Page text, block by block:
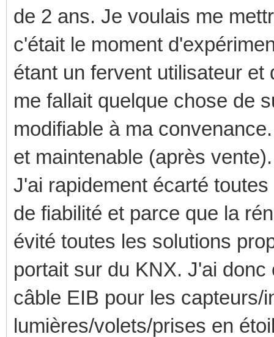
de 2 ans. Je voulais me
c'était le moment
étant un fervent utilisateur
me fallait quelque chose de
modifiable à ma
et maintenable (après vente).
J'ai rapidement écarté
de fiabilité et parce que la
évité toutes les solutions
portait sur du KNX. J'ai
câble EIB pour les capteurs/
lumières/volets/prises en